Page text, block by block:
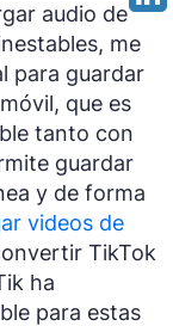
audio de
me
para guardar
que es
tanto con
guardar
y de forma
videos de
TikTok
ha
para estas